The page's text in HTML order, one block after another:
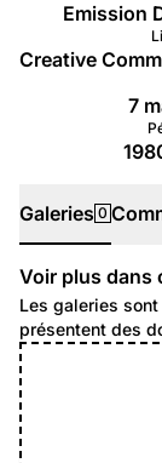
Emission
Creative
7
Galeries 0
Galeries
Voir plus dans
Les galeries
présentent des